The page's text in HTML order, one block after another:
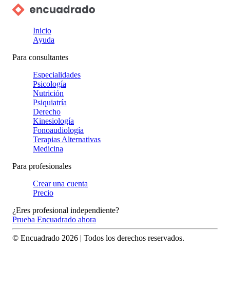
Inicio
Ayuda
Para consultantes
Especialidades
Psicología
Nutrición
Psiquiatría
Derecho
Kinesiología
Fonoaudiología
Terapias Alternativas
Medicina
Para profesionales
Crear una cuenta
Precio
¿Eres profesional independiente?
Prueba Encuadrado ahora
© Encuadrado 2026 | Todos los derechos reservados.